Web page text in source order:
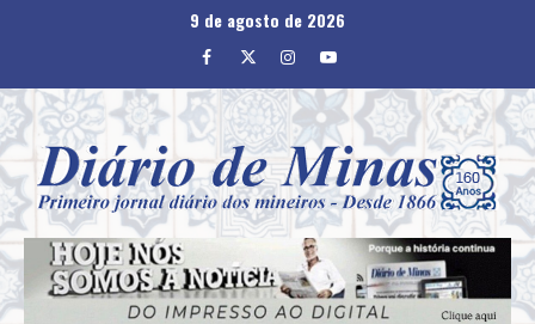
9 de agosto de 2026
Facebook
TwitterInstagram
Youtube